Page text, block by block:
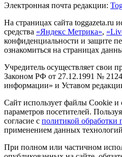
Электронная почта редакции:
На страницах сайта toggazeta.ru
средства «Яндекс Метрика»,
конфиденциальности и защите
ознакомиться на страницах
Учредитель осуществляет свои
Законом РФ от 27.12.1991 №
информации» и Уставом
Сайт использует файлы Cookie и
параметров посетителей.
согласие с политикой обработки
применением данных
При полном или частичном